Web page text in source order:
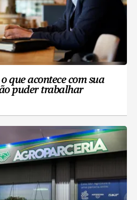
que acontece com sua
puder trabalhar